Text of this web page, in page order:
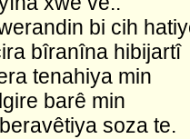
bi cih
bîranîna hibijartî
tenahiya min
barê min
soza te.